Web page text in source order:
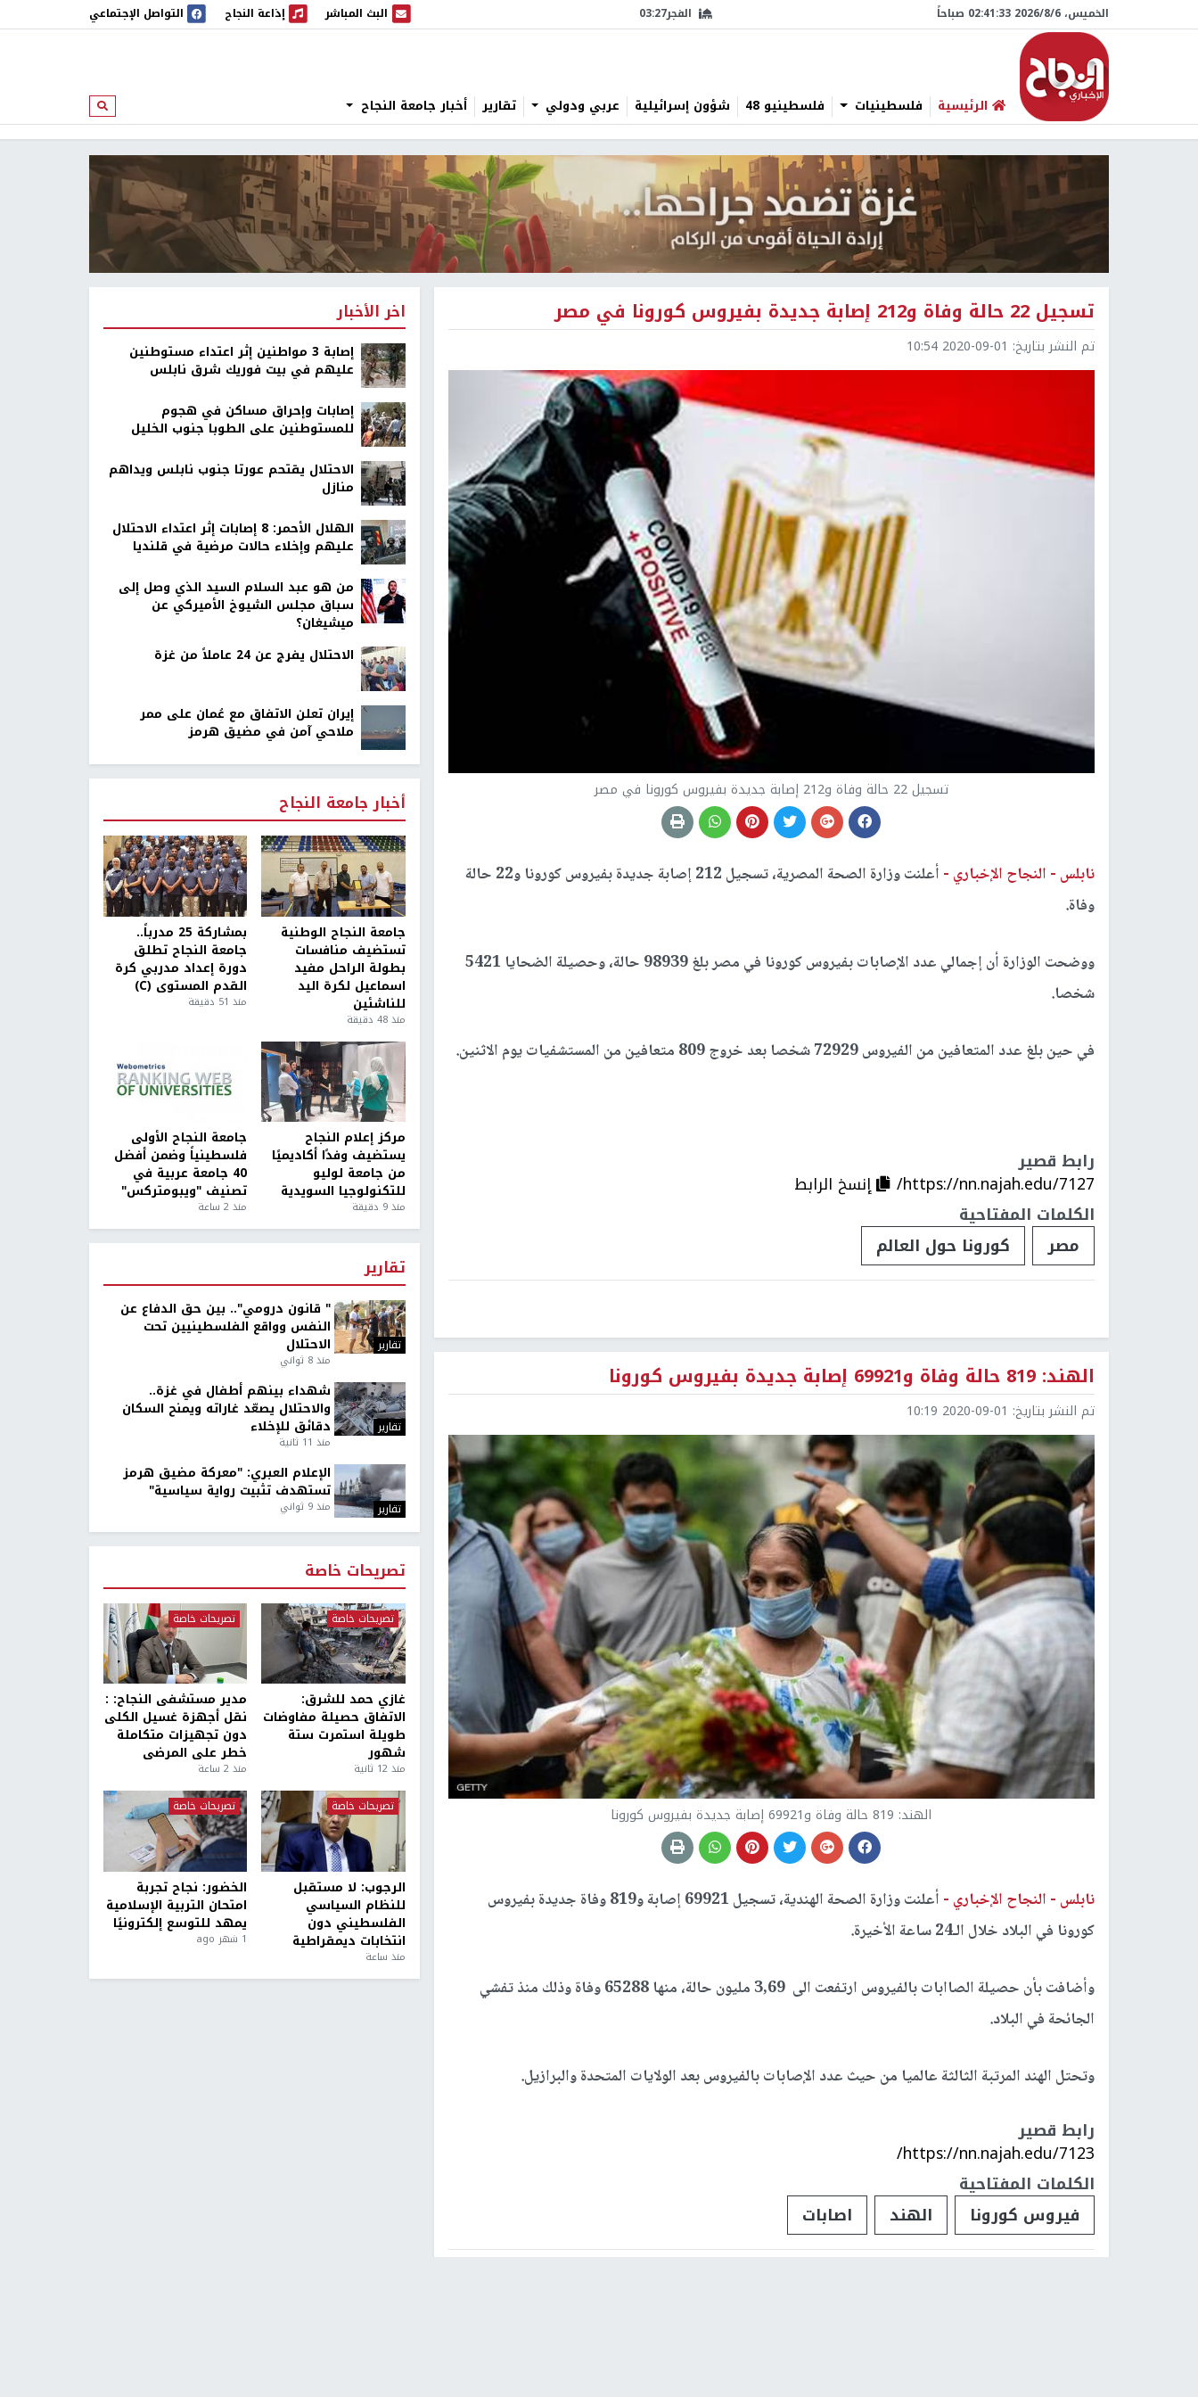
الخميس، 6/‏8/‏2026 02:41:34 صباحاً الفجر03:27 البث المباشر
البث المباشر إذاعة النجاح
إذاعة النجاح التواصل الإجتماعي
الرئيسية فلسطينيات فلسطينيو 48 شؤون إسرائيلية عربي ودولي تقارير أخبار جامعة النجاح ابحث
تسجيل 22 حالة وفاة و212 إصابة جديدة بفيروس كورونا في مصر
تم النشر بتاريخ: 2020-09-01 10:54
تسجيل 22 حالة وفاة و212 إصابة جديدة بفيروس كورونا في مصر
نابلس - النجاح الإخباري -
أعلنت وزارة الصحة المصرية، تسجيل 212 إصابة جديدة بفيروس كورونا و22 حالة
وفاة.
ووضحت الوزارة أن إجمالي عدد الإصابات بفيروس كورونا في مصر بلغ 98939 حالة، وحصيلة الضحايا 5421
شخصا.
في حين بلغ عدد المتعافين من الفيروس 72929 شخصا بعد خروج 809 متعافين من المستشفيات يوم الاثنين.
رابط قصير
https://nn.najah.edu/7127/
إنسخ الرابط
الكلمات المفتاحية
مصر
كورونا حول العالم
الهند: 819 حالة وفاة و69921 إصابة جديدة بفيروس كورونا
تم النشر بتاريخ: 2020-09-01 10:19
الهند: 819 حالة وفاة و69921 إصابة جديدة بفيروس كورونا
نابلس - النجاح الإخباري -
أعلنت وزارة الصحة الهندية، تسجيل 69921 إصابة و819 وفاة جديدة بفيروس
كورونا في البلاد خلال الـ24 ساعة الأخيرة.
وأضافت بأن حصيلة الصاابات بالفيروس ارتفعت الى 3,69 مليون حالة، منها 65288 وفاة وذلك منذ تفشي
الجائحة في البلاد.
وتحتل الهند المرتبة الثالثة عالميا من حيث عدد الإصابات بالفيروس بعد الولايات المتحدة والبرازيل.
رابط قصير
https://nn.najah.edu/7123/
الكلمات المفتاحية
فيروس كورونا
الهند اصابات
اخر الأخبار
إصابة 3 مواطنين إثر اعتداء مستوطنين
عليهم في بيت فوريك شرق نابلس
إصابات وإحراق مساكن في هجوم
للمستوطنين على الطوبا جنوب الخليل
الاحتلال يقتحم عورتا جنوب نابلس ويداهم
منازل
الهلال الأحمر: 8 إصابات إثر اعتداء الاحتلال
عليهم وإخلاء حالات مرضية في قلنديا
من هو عبد السلام السيد الذي وصل إلى
سباق مجلس الشيوخ الأميركي عن
ميشيغان؟
الاحتلال يفرج عن 24 عاملاً من غزة
إيران تعلن الاتفاق مع عُمان على ممر
ملاحي آمن في مضيق هرمز
أخبار جامعة النجاح
جامعة النجاح الوطنية
تستضيف منافسات
بطولة الراحل مفيد
اسماعيل لكرة اليد
للناشئين
منذ 48 دقيقة
بمشاركة 25 مدرباً..
جامعة النجاح تطلق
دورة إعداد مدربي كرة
القدم المستوى (C)
منذ 51 دقيقة
مركز إعلام النجاح
يستضيف وفدًا أكاديميًا
من جامعة لوليو
للتكنولوجيا السويدية
منذ 9 دقيقة
جامعة النجاح الأولى
فلسطينياً وضمن أفضل
40 جامعة عربية في
تصنيف "ويبومتركس"
منذ 2 ساعة
تقارير
تقارير
" قانون درومي".. بين حق الدفاع عن
النفس وواقع الفلسطينيين تحت
الاحتلال
منذ 8 ثواني
تقارير
شهداء بينهم أطفال في غزة..
والاحتلال يصعّد غاراته ويمنح السكان
دقائق للإخلاء
منذ 11 ثانية
تقارير
الإعلام العبري: "معركة مضيق هرمز
تستهدف تثبيت رواية سياسية"
منذ 9 ثواني
تصريحات خاصة
تصريحات خاصة
غازي حمد للشرق:
الاتفاق حصيلة مفاوضات
طويلة استمرت ستة
شهور
منذ 12 ثانية
تصريحات خاصة
مدير مستشفى النجاح: :
نقل أجهزة غسيل الكلى
دون تجهيزات متكاملة
خطر على المرضى
منذ 2 ساعة
تصريحات خاصة
الرجوب: لا مستقبل
للنظام السياسي
الفلسطيني دون
انتخابات ديمقراطية
منذ ساعة
تصريحات خاصة
الخضور: نجاح تجربة
امتحان التربية الإسلامية
يمهد للتوسع إلكترونيًا
1 شهر ago